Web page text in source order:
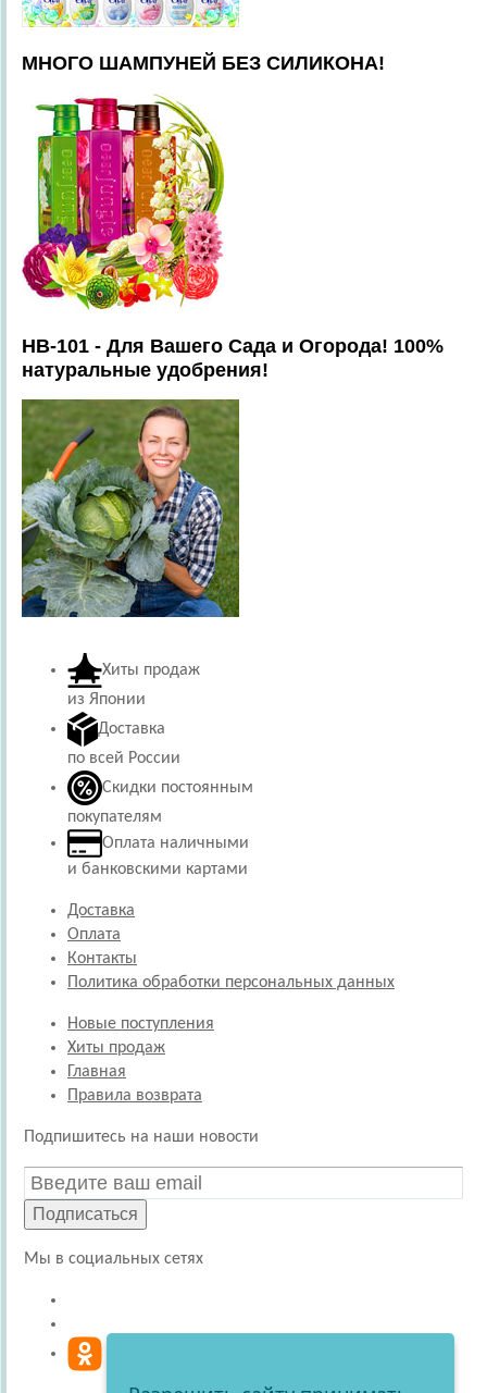
МНОГО ШАМПУНЕЙ БЕЗ СИЛИКОНА!
HB-101 - Для Вашего Сада и Огорода! 100%
натуральные удобрения!
Хиты продаж
из Японии
Доставка
по всей России
Скидки постоянным
покупателям
Оплата наличными
и банковскими картами
Доставка
Оплата
Контакты
Политика обработки персональных данных
Новые поступления
Хиты продаж
Главная
Правила возврата
Подпишитесь на наши новости
Подписаться
Мы в социальных сетях